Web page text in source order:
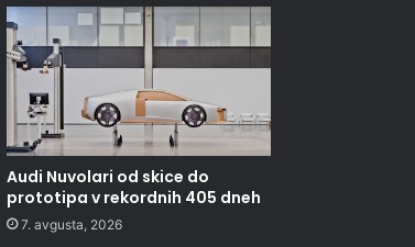
Audi Nuvolari od skice do
prototipa v rekordnih 405 dneh
7. avgusta, 2026